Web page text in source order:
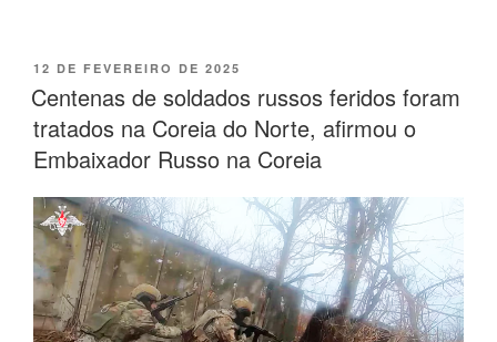
12 DE FEVEREIRO DE 2025
Centenas de soldados russos feridos foram
tratados na Coreia do Norte, afirmou o
Embaixador Russo na Coreia